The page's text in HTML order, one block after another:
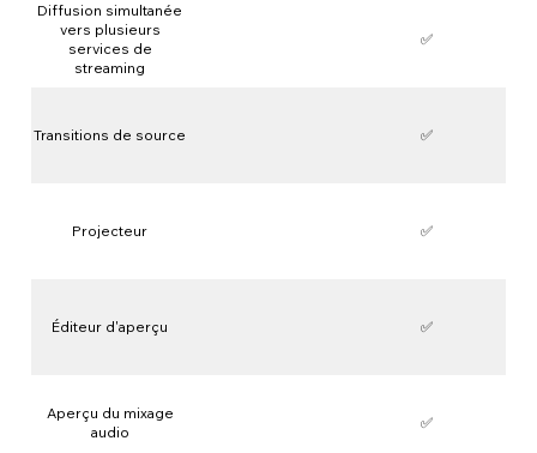
Diffusion simultanée
vers plusieurs
services de
streaming
✅
Transitions de source ✅
Projecteur ✅
Éditeur d'aperçu ✅
Aperçu du mixage
audio
✅